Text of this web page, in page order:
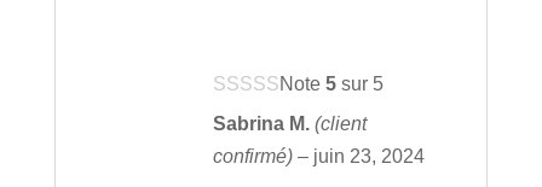
Note 5sur 5
Sabrina M. (client
confirmé) – juin 23, 2024